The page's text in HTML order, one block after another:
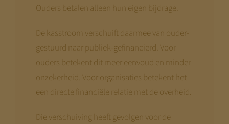
Ouders betalen alleen hun eigen bijdrage.
De kasstroom verschuift daarmee van ouder-
gestuurd naar publiek-gefinancierd. Voor
ouders betekent dit meer eenvoud en minder
onzekerheid. Voor organisaties betekent het
een directe financiële relatie met de overheid.
Die verschuiving heeft gevolgen voor de